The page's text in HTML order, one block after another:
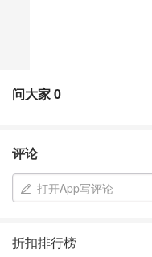
问大家0
评论
打开App写评论
折扣排行榜